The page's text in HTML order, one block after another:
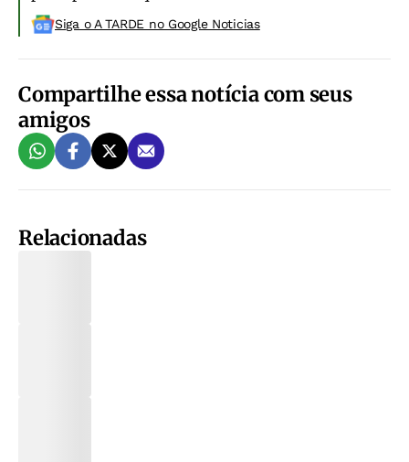
Siga o A TARDE no Google Noticias
Compartilhe essa notícia com seus
amigos
Relacionadas